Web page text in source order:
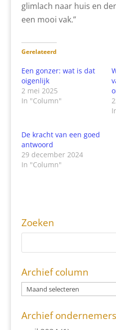
glimlach naar huis en
een mooi vak.”
Gerelateerd
Een gonzer: wat is dat
oigenlijk
2 mei 2025
In "Column"
De kracht van een goed
antwoord
29 december 2024
In "Column"
Zoeken
Archief column
Archief